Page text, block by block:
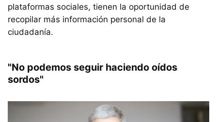
plataformas sociales, tienen la oportunidad de
recopilar más información personal de la
ciudadanía.
"No podemos seguir haciendo oídos
sordos"